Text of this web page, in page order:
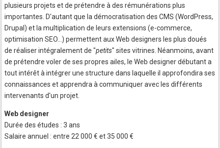
plusieurs projets et de prétendre à des rémunérations plus
importantes. D'autant que la démocratisation des CMS (WordPress,
Drupal) et la multiplication de leurs extensions (e-commerce,
optimisation SEO…) permettent aux Web designers les plus doués
de réaliser intégralement de "petits" sites vitrines. Néanmoins, avant
de prétendre voler de ses propres ailes, le Web designer débutant a
tout intérêt à intégrer une structure dans laquelle il approfondira ses
connaissances et apprendra à communiquer avec les différents
intervenants d'un projet.
Web designer
Durée des études : 3 ans
Salaire annuel : entre 22 000 € et 35 000 €